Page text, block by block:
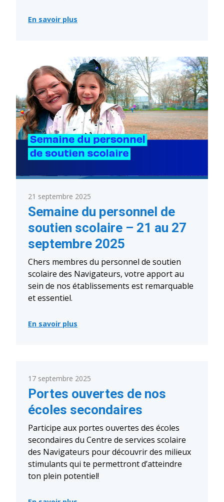
En savoir plus
:
secondaire
de
l’Horizon
–
2
octobre
2025,
18
h
30
à
20
h
21 septembre 2025
Semaine du personnel de
soutien scolaire – 21 au 27
septembre 2025
Chers membres du personnel de soutien
scolaire des Navigateurs, votre apport au
sein de nos établissements est remarquable
et essentiel.
En savoir plus
:
scolaire
–
21
au
27
2025
17 septembre 2025
Portes ouvertes de nos
écoles secondaires
Participe aux portes ouvertes des écoles
secondaires du Centre de services scolaire
des Navigateurs pour découvrir des milieux
stimulants qui te permettront d’atteindre
ton plein potentiel!